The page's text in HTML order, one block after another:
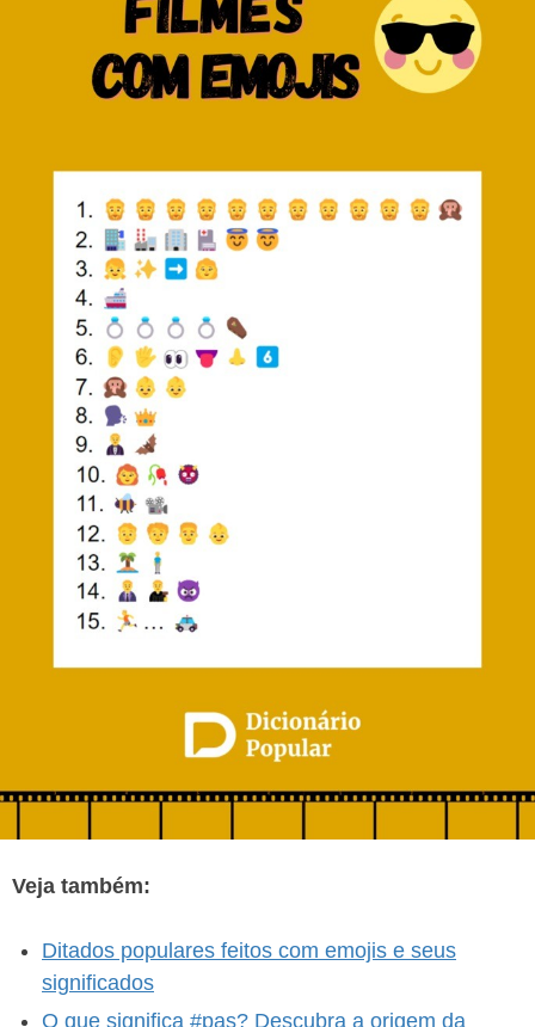
Veja também:
Ditados populares feitos com emojis e seus
significados
O que significa #pas? Descubra a origem da